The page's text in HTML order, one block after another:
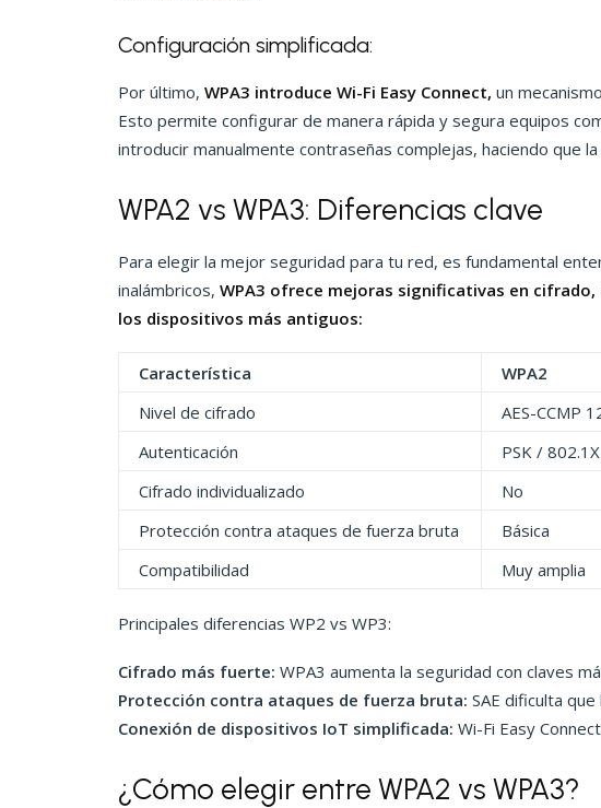
Configuración simplificada:
Por último, WPA3 introduce Wi-Fi Easy Connect, un
Esto permite configurar de manera rápida y segura equipos
introducir manualmente contraseñas complejas, haciendo que
WPA2 vs WPA3: Diferencias clave
Para elegir la mejor seguridad para tu red, es fundamental
inalámbricos, WPA3 ofrece mejoras significativas en
los dispositivos más antiguos:
Característica WPA2
Nivel de cifrado
AES-CCMP
Autenticación
PSK / 802.1X
Cifrado individualizado
No
Protección contra ataques de fuerza bruta
Básica
Compatibilidad
Muy amplia
Principales diferencias WP2 vs WP3:
Cifrado más fuerte: WPA3 aumenta la seguridad con claves
Protección contra ataques de fuerza bruta: SAE dificulta
Conexión de dispositivos IoT simplificada: Wi-Fi Easy
¿Cómo elegir entre WPA2 vs WPA3?